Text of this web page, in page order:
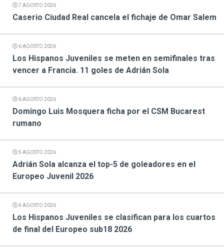
7 AGOSTO 2026
Caserio Ciudad Real cancela el fichaje de Omar Salem
6 AGOSTO 2026
Los Hispanos Juveniles se meten en semifinales tras
vencer a Francia. 11 goles de Adrián Sola
6 AGOSTO 2026
Domingo Luis Mosquera ficha por el CSM Bucarest
rumano
5 AGOSTO 2026
Adrián Sola alcanza el top-5 de goleadores en el
Europeo Juvenil 2026
4 AGOSTO 2026
Los Hispanos Juveniles se clasifican para los cuartos
de final del Europeo sub18 2026